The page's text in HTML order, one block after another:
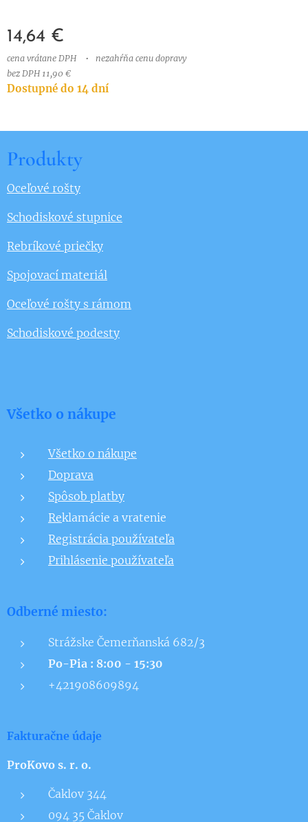
14,64 €
cena vrátane DPH
nezahŕňa cenu dopravy
bez DPH 11,90 €
Dostupné do 14 dní
Produkty
Oceľové rošty
Schodiskové stupnice
Rebríkové priečky
Spojovací materiál
Oceľové rošty s rámom
Schodiskové podesty
Všetko o nákupe
Všetko o nákupe
Doprava
Spôsob platby
Reklamácie a vratenie
Registrácia používateľa
Prihlásenie používateľa
Odberné miesto:
Strážske Čemerňanská 682/3
Po-Pia : 8:00 - 15:30
+421908609894
Fakturačne údaje
ProKovo s. r. o.
Čaklov 344
094 35 Čaklov